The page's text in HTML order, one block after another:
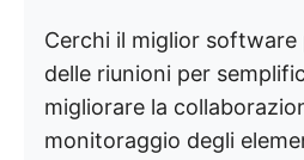
Cerchi il miglior software
delle riunioni per
migliorare la
monitoraggio degli